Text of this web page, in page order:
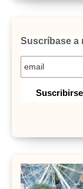
Suscríbase a